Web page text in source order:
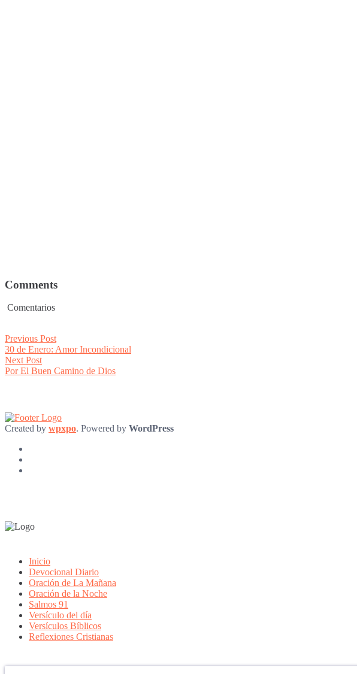
Comments
Comentarios
Post
navigation
Previous PostPrevious
post:
30 de Enero: Amor Incondicional
Next PostNext
post:
Por El Buen Camino de Dios
Created by wpxpo. Powered by WordPress
Inicio
Devocional Diario
Oración de La Mañana
Oración de la Noche
Salmos 91
Versículo del día
Versículos Bíblicos
Reflexiones Cristianas